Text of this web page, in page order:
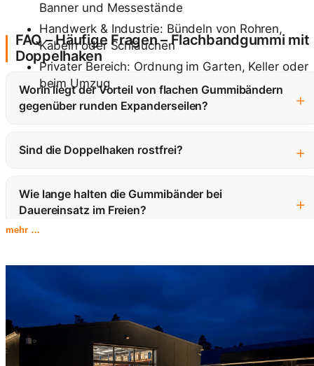
Banner und Messestände
Handwerk & Industrie: Bündeln von Rohren,
Kabeln oder Schläuchen
Privater Bereich: Ordnung im Garten, Keller oder
beim Umzug
FAQ – Häufige Fragen – Flachbandgummi mit
Doppelhaken
Worin liegt der Vorteil von flachen Gummibändern
gegenüber runden Expanderseilen?
+
Sind die Doppelhaken rostfrei? +
Wie lange halten die Gummibänder bei
Dauereinsatz im Freien?
+
Wie viel Dehnung ist möglich?
Welche Längen sind verfügbar? +
mehr …